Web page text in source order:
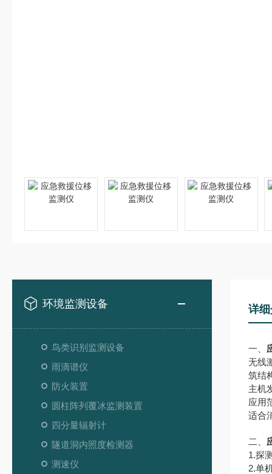
环境监测设备
鸟类识别监测设备
雨滴谱仪
防火装置
圆柱阵列覆冰监测装置
四分量辐射计
隧道洞内照度检测器
测速仪
详
一、
无线
筑结
主机
应用
适合
二、
1.探
2.单